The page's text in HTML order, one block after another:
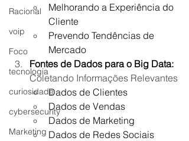
Racional
voip
Foco
tecnologia
curiosidade
cybersecurity
Marketing
Melhorando a Experiência do
Cliente
Prevendo Tendências de
Mercado
Fontes de Dados para o Big Data:
Coletando Informações Relevantes
Dados de Clientes
Dados de Vendas
Dados de Marketing
Dados de Redes Sociais